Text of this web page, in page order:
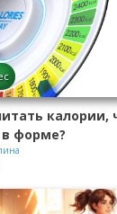
калории,
в форме?